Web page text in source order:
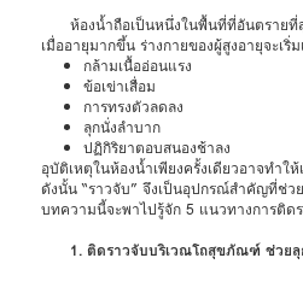
ห้องน้ำถือเป็นหนึ่งในพื้นที่ที่อันตรายที่สุ
เมื่ออายุมากขึ้น ร่างกายของผู้สูงอายุจะเริ่
กล้ามเนื้ออ่อนแรง
ข้อเข่าเสื่อม
การทรงตัวลดลง
ลุกนั่งลำบาก
ปฏิกิริยาตอบสนองช้าลง
อุบัติเหตุในห้องน้ำเพียงครั้งเดียวอาจทำ
ดังนั้น “ราวจับ” จึงเป็นอุปกรณ์สำคัญที่ช่ว
บทความนี้จะพาไปรู้จัก 5 แนวทางการติด
1. ติดราวจับบริเวณโถสุขภัณฑ์ ช่วยลุ